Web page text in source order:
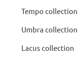
Tempo collection
Umbra collection
Lacus collection